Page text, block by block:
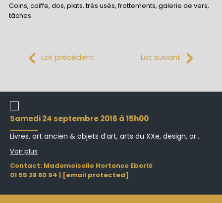
Coins, coiffe, dos, plats, très usés, frottements, galerie de vers,
tâches
Lot précédent Lot suivant
samedi 24 septembre 2016 à 15h00
Livres, art ancien & objets d’art, arts du XXe, design, ar...
Voir plus
Contact: Mademoiselle Hortense Eberlé
01 55 28 80 94 | [email protected]